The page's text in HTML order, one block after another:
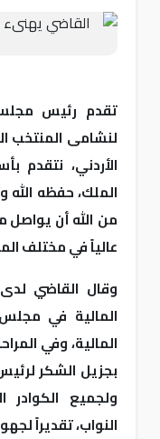
تقدم رئيس مجلس
لنشامى المنتخب
الأردني، نتقدم
الملك، حفظه الله
من الله أن يواصل
عالياً في مختلف
وقال القاضي
المالية في
المالية، وفي
بجزيل الشكر
ولجميع
النواب، تقديراً